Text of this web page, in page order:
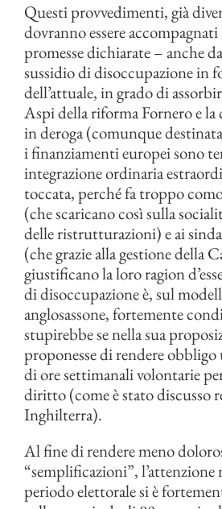
Questi provvedimenti, già
dovranno essere
promesse dichiarate – anche
sussidio di disoccupazione in
dell’attuale, in grado di
Aspi della riforma Fornero e la
in deroga (comunque
i finanziamenti europei sono
integrazione ordinaria
toccata, perché fa troppo
(che scaricano così sulla
delle ristrutturazioni) e ai
(che grazie alla gestione della
giustificano la loro ragion
di disoccupazione è, sul
anglosassone, fortemente
stupirebbe se nella sua
proponesse di rendere
di ore settimanali volontarie
diritto (come è stato discusso
Inghilterra).
Al fine di rendere meno
“semplificazioni”, l’attenzione
periodo elettorale si è